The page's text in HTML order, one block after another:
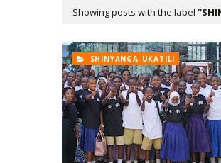
Showing posts with the label
SHINYANGA-UKATILI